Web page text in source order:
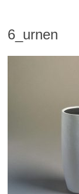
6_urnen